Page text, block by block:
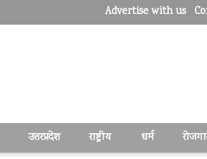
Advertise with us
उत्तरप्रदेश राष्ट्रीय धर्म